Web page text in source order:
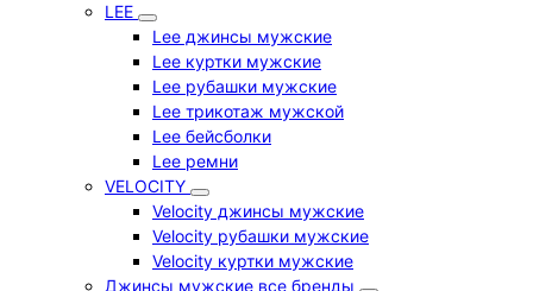
LEE
Lee джинсы мужские
Lee куртки мужские
Lee рубашки мужские
Lee трикотаж мужской
Lee бейсболки
Lee ремни
VELOCITY
Velocity джинсы мужские
Velocity рубашки мужские
Velocity куртки мужские
Джинсы мужские все бренды